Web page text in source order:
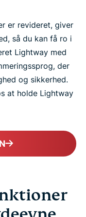
er revideret, giver
så du kan få ro i
Lightway med
der
og sikkerhed.
at holde Lightway